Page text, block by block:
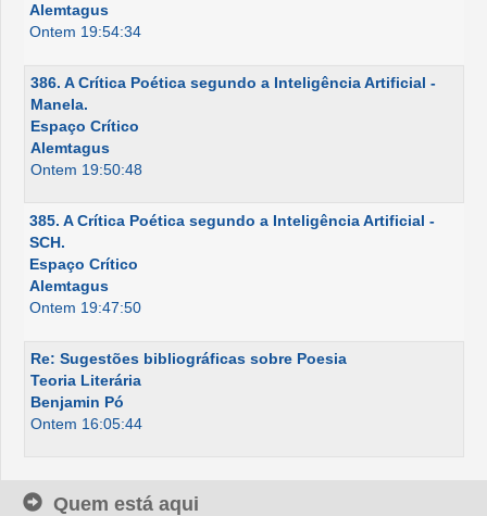
Alemtagus
Ontem 19:54:34
386. A Crítica Poética segundo a Inteligência Artificial -
Manela.
Espaço Crítico
Alemtagus
Ontem 19:50:48
385. A Crítica Poética segundo a Inteligência Artificial -
SCH.
Espaço Crítico
Alemtagus
Ontem 19:47:50
Re: Sugestões bibliográficas sobre Poesia
Teoria Literária
Benjamin Pó
Ontem 16:05:44
Quem está aqui